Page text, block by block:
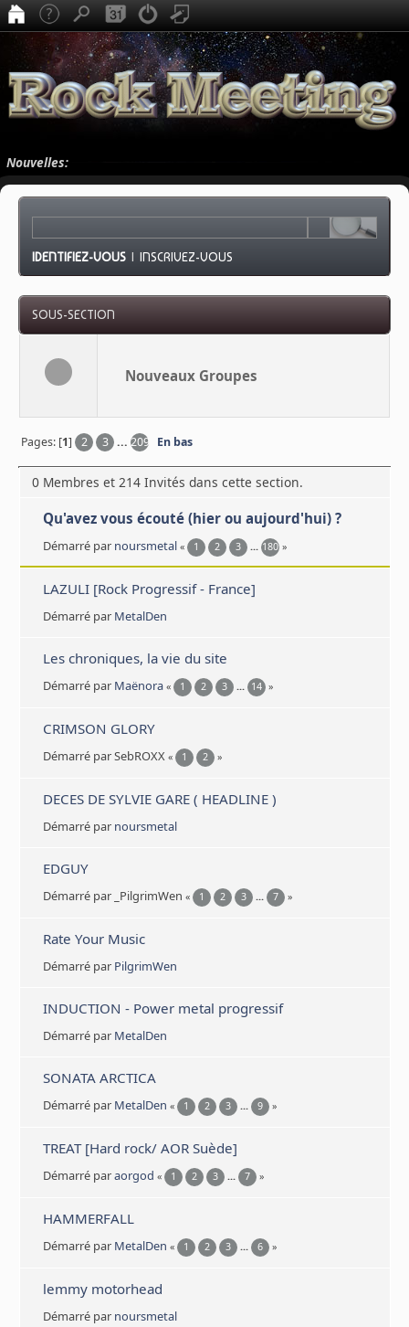
Nouvelles:
IDENTIFIEZ-VOUS |INSCRIVEZ-VOUS
SOUS-SECTION
Nouveaux Groupes
Pages: [1] 2 3 ...209 En bas
0 Membres et 214 Invités dans cette section.
Qu'avez vous écouté (hier ou aujourd'hui) ?
Démarré par noursmetal « 1 2 3 ... 180»
LAZULI [Rock Progressif - France]
Démarré par MetalDen
Les chroniques, la vie du site
Démarré par Maënora « 1 2 3 ... 14 »
CRIMSON GLORY
Démarré par SebROXX « 1 2 »
DECES DE SYLVIE GARE ( HEADLINE )
Démarré par noursmetal
EDGUY
Démarré par _PilgrimWen « 1 2 3 ... 7 »
Rate Your Music
Démarré par PilgrimWen
INDUCTION - Power metal progressif
Démarré par MetalDen
SONATA ARCTICA
Démarré par MetalDen « 1 2 3 ... 9 »
TREAT [Hard rock/ AOR Suède]
Démarré paraorgod « 1 2 3 ... 7 »
HAMMERFALL
Démarré par MetalDen « 1 2 3 ... 6 »
lemmy motorhead
Démarré par noursmetal